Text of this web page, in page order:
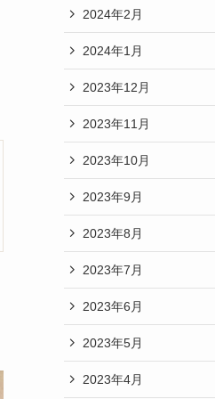
2024年2月
2024年1月
2023年12月
2023年11月
2023年10月
2023年9月
2023年8月
2023年7月
2023年6月
2023年5月
2023年4月